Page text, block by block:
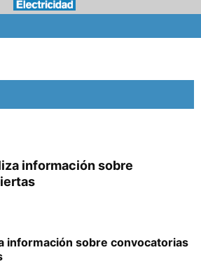
información sobre
información sobre convocatorias